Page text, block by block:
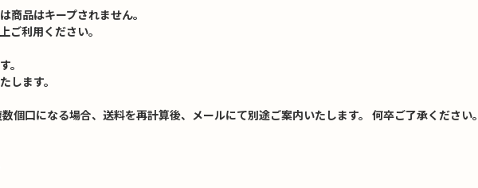
商品はキープされません。
ご利用ください。
。
します。
個口になる場合、送料を再計算後、メールにて別途ご案内いたします。 何卒ご了承ください。